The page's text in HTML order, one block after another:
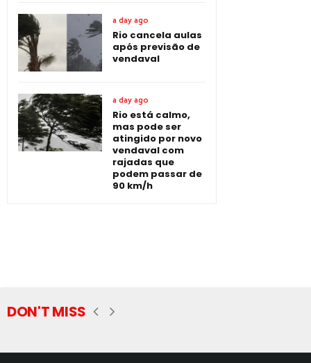
a day ago
Rio cancela aulas
após previsão de
vendaval
a day ago
Rio está calmo,
mas pode ser
atingido por novo
vendaval com
rajadas que
podem passar de
90 km/h
DON'T MISS